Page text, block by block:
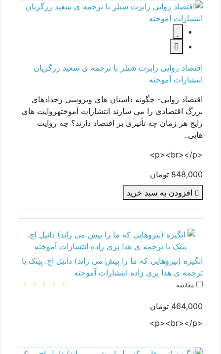
اقتصاد روایی رابرت شیلر با ترجمه ی سعید زرگریان
انتشارات آموخته
اقتصاد روایی- چگونه داستان های ویروسی رخدادهای
بزرگ اقتصادی را می سازند انتشارات آموختهروایت های
رایج هر زمان چه تأثیری بر اقتصاد دارند؟ چه روایت
هایی..
848,000 تومان
افزودن به سبد خرید
انگیزه (نیروهایی که ما را پیش می راند) دانیل اچ. پینک با
ترجمه ی هدا پری زاده انتشارات آموخته
مقایسه
464,000 تومان